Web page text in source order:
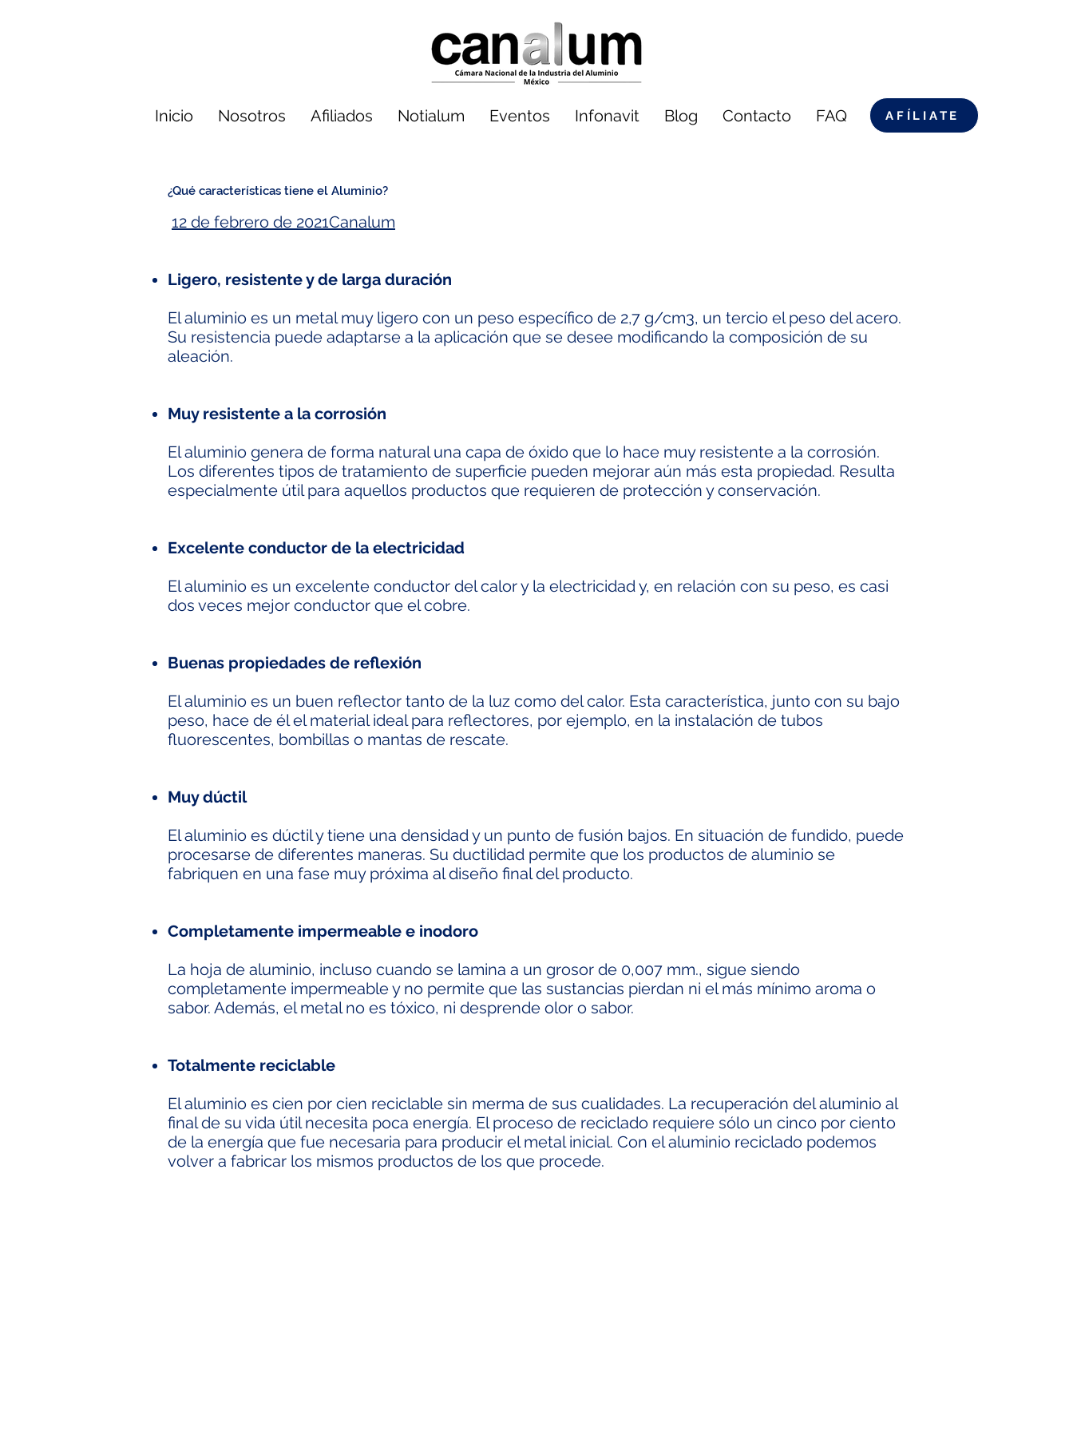
Inicio Nosotros Afiliados Notialum Eventos Infonavit Blog Contacto FAQ AFÍLIATE
¿Qué características tiene el Aluminio?
12 de febrero de 2021Canalum
Ligero, resistente y de larga duración
El aluminio es un metal muy ligero con un peso específico de 2,7 g/cm3, un tercio el peso del acero.
Su resistencia puede adaptarse a la aplicación que se desee modificando la composición de su
aleación.
Muy resistente a la corrosión
El aluminio genera de forma natural una capa de óxido que lo hace muy resistente a la corrosión.
Los diferentes tipos de tratamiento de superficie pueden mejorar aún más esta propiedad. Resulta
especialmente útil para aquellos productos que requieren de protección y conservación.
Excelente conductor de la electricidad
El aluminio es un excelente conductor del calor y la electricidad y, en relación con su peso, es casi
dos veces mejor conductor que el cobre.
Buenas propiedades de reflexión
El aluminio es un buen reflector tanto de la luz como del calor. Esta característica, junto con su bajo
peso, hace de él el material ideal para reflectores, por ejemplo, en la instalación de tubos
fluorescentes, bombillas o mantas de rescate.
Muy dúctil
El aluminio es dúctil y tiene una densidad y un punto de fusión bajos. En situación de fundido, puede
procesarse de diferentes maneras. Su ductilidad permite que los productos de aluminio se
fabriquen en una fase muy próxima al diseño final del producto.
Completamente impermeable e inodoro
La hoja de aluminio, incluso cuando se lamina a un grosor de 0,007 mm., sigue siendo
completamente impermeable y no permite que las sustancias pierdan ni el más mínimo aroma o
sabor. Además, el metal no es tóxico, ni desprende olor o sabor.
Totalmente reciclable
El aluminio es cien por cien reciclable sin merma de sus cualidades. La recuperación del aluminio al
final de su vida útil necesita poca energía. El proceso de reciclado requiere sólo un cinco por ciento
de la energía que fue necesaria para producir el metal inicial. Con el aluminio reciclado podemos
volver a fabricar los mismos productos de los que procede.